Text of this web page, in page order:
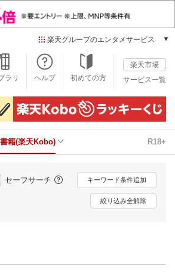
楽天グループのエンタメサービス
本/ゲーム/CD/DVD
楽天ブックス
電子書籍
楽天Kobo
雑誌読み放題
楽天ミュージック
動画配信
楽天TV
動画配信ガイド
ラリ ヘルプ 初めての方
楽天市場
サービス一覧
籍(楽天Kobo) R18+
セーフサーチ キーワード条件追加
絞り込み全解除